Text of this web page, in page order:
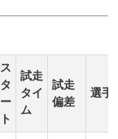
ス
タ
ー
ト
試走
タイ
ム
試走
偏差
選手